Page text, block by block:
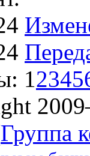
12345
Группа